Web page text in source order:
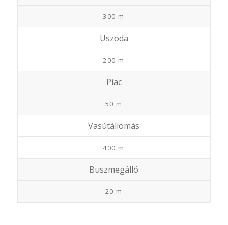
300 m
Uszoda
200 m
Piac
50 m
Vasútállomás
400 m
Buszmegálló
20 m